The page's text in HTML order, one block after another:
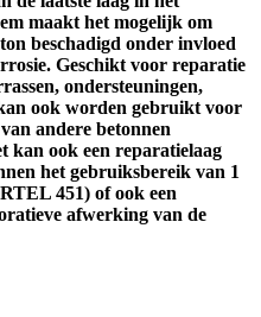
maakt het mogelijk om
beschadigd onder invloed
Geschikt voor reparatie
ondersteuningen,
ook worden gebruikt voor
andere betonnen
kan ook een reparatielaag
het gebruiksbereik van 1
451) of ook een
afwerking van de